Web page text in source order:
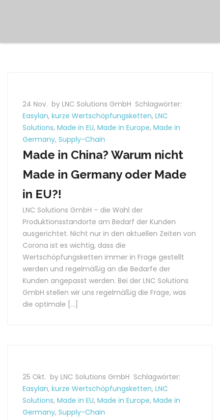
24 Nov. by LNC Solutions GmbH Schlagwörter:
Easylan, kurze Wertschöpfungsketten, LNC
Solutions, Made in EU, Made in Europe, Made in
Germany, Supply-Chain
Made in China? Warum nicht
Made in Germany oder Made
in EU?!
LNC Solutions GmbH – die Wahl der
Produktionsstandorte am Bedarf der Kunden
ausgerichtet. Nicht nur in den aktuellen Zeiten von
Corona ist es wichtig, dass die
Wertschöpfungsketten immer in Frage gestellt
werden und regelmäßig an die Bedarfe der
Kunden angepasst werden. Bei der LNC Solutions
GmbH stellen wir uns regelmäßig die Frage, was
die optimale […]
25 Okt. by LNC Solutions GmbH Schlagwörter:
Easylan, kurze Wertschöpfungsketten, LNC
Solutions, Made in EU, Made in Europe, Made in
Germany, Supply-Chain